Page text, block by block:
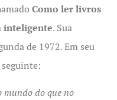
Como ler livros
inteligente. Sua
de 1972. Em seu
mundo do que no